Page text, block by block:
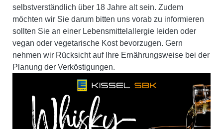
selbstverständlich über 18 Jahre alt sein. Zudem
möchten wir Sie darum bitten uns vorab zu informieren
sollten Sie an einer Lebensmittelallergie leiden oder
vegan oder vegetarische Kost bevorzugen. Gern
nehmen wir Rücksicht auf Ihre Ernährungsweise bei der
Planung der Verköstigungen.